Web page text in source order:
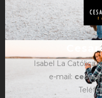
Isabel La Católica
e-mail: